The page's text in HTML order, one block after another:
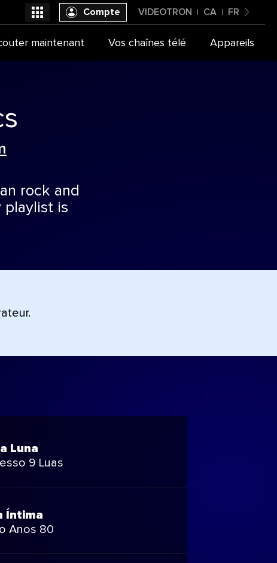
rock and
playlist is
Luna
9 Luas
Íntima
Anos 80
Canada
VIDEOTRON CA FR
Compte
maintenant Vos chaînes télé Appareils